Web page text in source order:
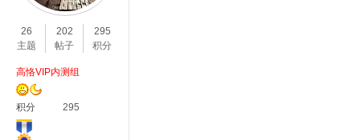
26
主题
202
帖子
295
积分
高恪VIP内测组
积分 295